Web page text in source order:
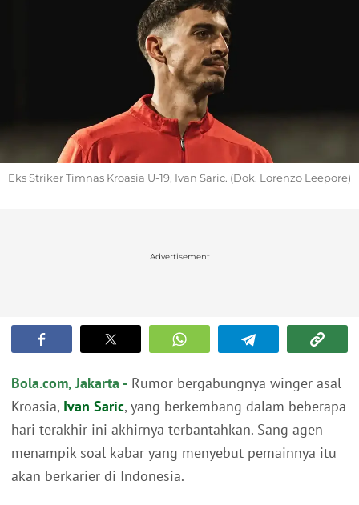
Eks Striker Timnas Kroasia U-19, Ivan Saric. (Dok. Lorenzo Leepore)
Advertisement
Bola.com, Jakarta - Rumor bergabungnya winger asal
Kroasia, Ivan Saric, yang berkembang dalam beberapa
hari terakhir ini akhirnya terbantahkan. Sang agen
menampik soal kabar yang menyebut pemainnya itu
akan berkarier di Indonesia.